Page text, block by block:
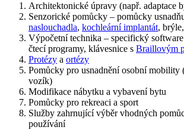
Architektonické úpravy (např. adaptace
Senzorické pomůcky – pomůcky
naslouchadla, kochleární implantát, brýle,
Výpočetní technika – specifický
čtecí programy, klávesnice s Braillovým
Protézy a ortézy
Pomůcky pro usnadnění osobní mobility
vozík)
Modifikace nábytku a vybavení bytu
Pomůcky pro rekreaci a sport
Služby zahrnující výběr vhodných
používání